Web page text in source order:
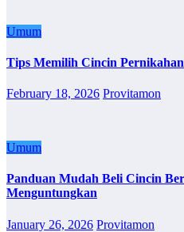
Umum
Tips Memilih Cincin
February 18, 2026 Provitamon
Umum
Panduan Mudah Beli Cincin
Menguntungkan
January 26, 2026 Provitamon